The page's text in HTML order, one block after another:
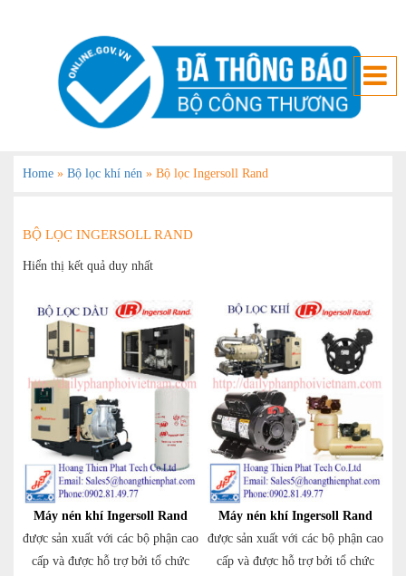
Home » Bộ lọc khí nén » Bộ lọc Ingersoll Rand
BỘ LỌC INGERSOLL RAND
Hiển thị kết quả duy nhất
Máy nén khí Ingersoll Rand
được sản xuất với các bộ phận cao
cấp và được hỗ trợ bởi tổ chức
Máy nén khí Ingersoll Rand
được sản xuất với các bộ phận cao
cấp và được hỗ trợ bởi tổ chức